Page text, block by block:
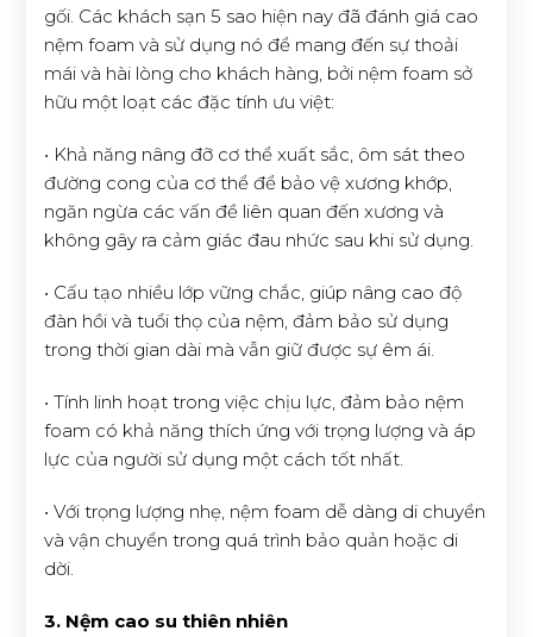
gối. Các khách sạn 5 sao hiện nay đã đánh giá cao
nệm foam và sử dụng nó để mang đến sự thoải
mái và hài lòng cho khách hàng, bởi nệm foam sở
hữu một loạt các đặc tính ưu việt:
• Khả năng nâng đỡ cơ thể xuất sắc, ôm sát theo
đường cong của cơ thể để bảo vệ xương khớp,
ngăn ngừa các vấn đề liên quan đến xương và
không gây ra cảm giác đau nhức sau khi sử dụng.
• Cấu tạo nhiều lớp vững chắc, giúp nâng cao độ
đàn hồi và tuổi thọ của nệm, đảm bảo sử dụng
trong thời gian dài mà vẫn giữ được sự êm ái.
• Tính linh hoạt trong việc chịu lực, đảm bảo nệm
foam có khả năng thích ứng với trọng lượng và áp
lực của người sử dụng một cách tốt nhất.
• Với trọng lượng nhẹ, nệm foam dễ dàng di chuyển
và vận chuyển trong quá trình bảo quản hoặc di
dời.
3. Nệm cao su thiên nhiên